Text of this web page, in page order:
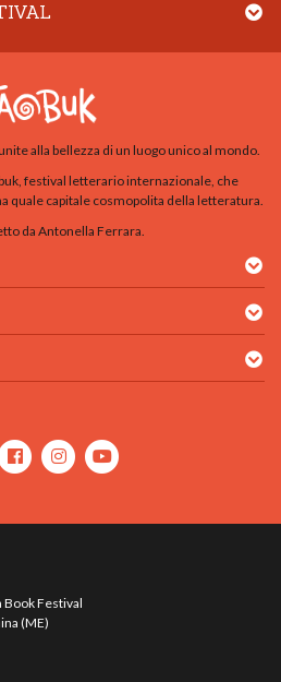
alla bellezza di un luogo unico al mondo.
festival letterario internazionale, che
quale capitale cosmopolita della letteratura.
da Antonella Ferrara.
Festival
(ME)